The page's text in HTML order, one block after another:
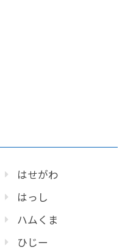
はせがわ
はっし
ハムくま
ひじー